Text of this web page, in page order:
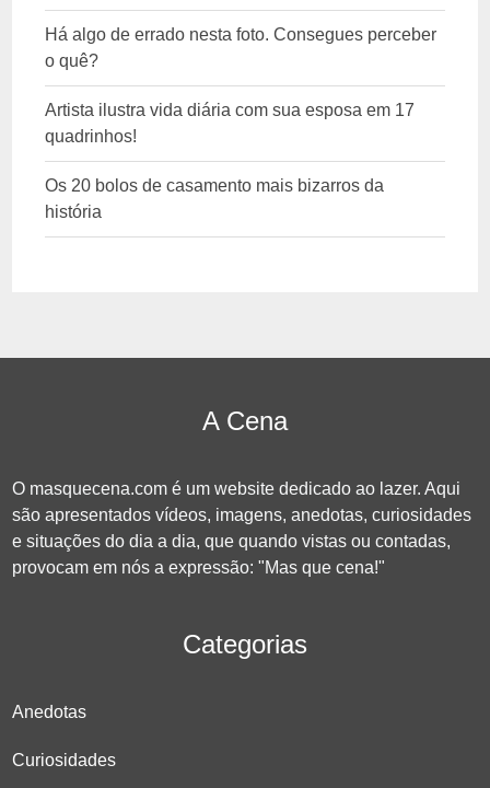
Há algo de errado nesta foto. Consegues perceber
o quê?
Artista ilustra vida diária com sua esposa em 17
quadrinhos!
Os 20 bolos de casamento mais bizarros da
história
A Cena
O masquecena.com é um website dedicado ao lazer. Aqui
são apresentados vídeos, imagens, anedotas, curiosidades
e situações do dia a dia, que quando vistas ou contadas,
provocam em nós a expressão: "Mas que cena!"
Categorias
Anedotas
Curiosidades